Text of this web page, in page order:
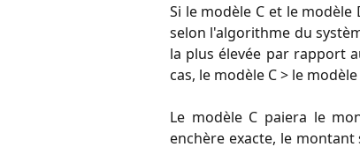
Si le modèle C et le
selon l'algorithme du
la plus élevée par rapport
cas, le modèle C > le
Le modèle C paiera le
enchère exacte, le montant